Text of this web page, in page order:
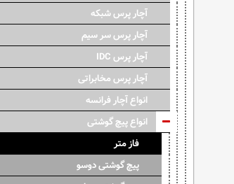
آچار پرس شبکه
آچار پرس سر سیم
آچار پرس IDC
آچار پرس مخابراتی
انواع آچار فرانسه
انواع پیچ گوشتی
فاز متر
پیچ گوشتی دوسو